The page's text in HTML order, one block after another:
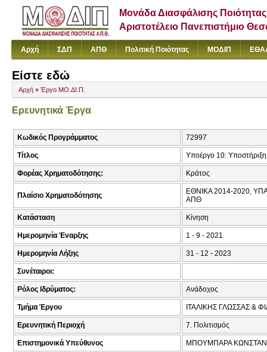
Μονάδα Διασφάλισης Ποιότητας
Αριστοτέλειο Πανεπιστήμιο
Αρχή ΣΔΠ ΑΠΘ Πολιτική Ποιότητας ΜΟΔΙΠ
Είστε εδώ
Αρχή » Έργο ΜΟ.ΔΙ.Π.
Ερευνητικά Έργα
Κωδικός Προγράμματος 72997
Τίτλος Υποέργο 10:
Φορέας Χρηματοδότησης: Κράτος
Πλαίσιο Χρηματοδότησης
ΕΘΝΙΚΑ 2014-2020,
ΑΠΘ
Κατάσταση Κίνηση
Ημερομηνία Έναρξης 1 - 9 - 2021
Ημερομηνία Λήξης 31 - 12 - 2023
Συνέταιροι:
Ρόλος Ιδρύματος: Ανάδοχος
Τμήμα Έργου ΙΤΑΛΙΚΗΣ ΓΛΩΣΣΑΣ &
Ερευνητική Περιοχή 7. Πολιτισμός
Επιστημονικά Υπεύθυνος ΜΠΟΥΜΠΑΡΑ